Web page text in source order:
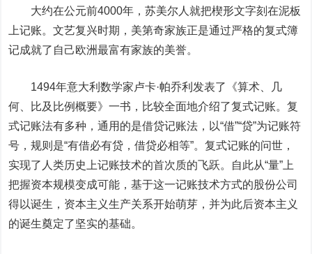
大约在公元前4000年，苏美尔人就把楔形文字刻在泥板
上记账。文艺复兴时期，美第奇家族正是通过严格的复式簿
记成就了自己欧洲最富有家族的美誉。
1494年意大利数学家卢卡·帕乔利发表了《算术、几
何、比及比例概要》一书，比较全面地介绍了复式记账。复
式记账法有多种，通用的是借贷记账法，以“借”“贷”为记账符
号，规则是“有借必有贷，借贷必相等”。复式记账的问世，
实现了人类历史上记账技术的首次质的飞跃。自此从“量”上
把握资本规模变成可能，基于这一记账技术方式的股份公司
得以诞生，资本主义生产关系开始萌芽，并为此后资本主义
的诞生奠定了坚实的基础。